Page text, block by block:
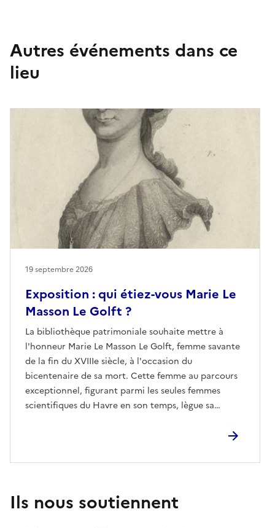
Autres événements dans ce
lieu
Exposition : qui étiez-vous Marie Le
Masson Le Golft ?
La bibliothèque patrimoniale souhaite mettre à
l'honneur Marie Le Masson Le Golft, femme savante
de la fin du XVIIIe siècle, à l'occasion du
bicentenaire de sa mort. Cette femme au parcours
exceptionnel, figurant parmi les seules femmes
scientifiques du Havre en son temps, lègue sa
lumière ses travaux, son legs et son héritage.
19 septembre 2026
Ils nous soutiennent